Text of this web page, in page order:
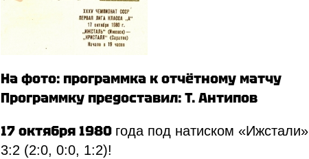
На фото: программка к отчётному матчу
Программку предоставил: Т. Антипов
17 октября 1980 года под натиском
3:2 (2:0, 0:0, 1:2)!